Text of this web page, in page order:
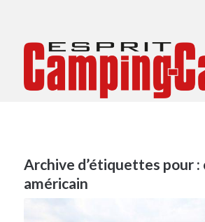
Archive d’étiquettes pour :
américain